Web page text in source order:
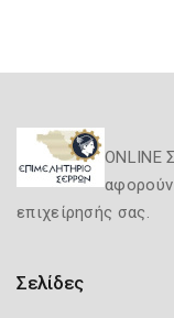
ONLINE
αφορούν
επιχείρησής σας.
Σελίδες